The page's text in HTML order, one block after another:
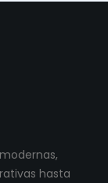
hasta